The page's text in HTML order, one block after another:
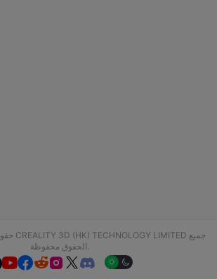
الحقوق محفوظة.
  